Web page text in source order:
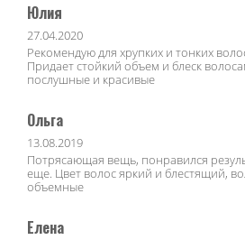
Юлия
27.04.2020
Рекомендую для хрупких и тонких
Придает стойкий объем и блеск
послушные и красивые
Ольга
13.08.2019
Потрясающая вещь, понравился
еще. Цвет волос яркий и блестящий,
объемные
Елена